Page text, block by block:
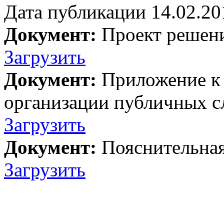
Дата публикации
Документ: Проект
Загрузить
Документ: Приложение
организации публичных
Загрузить
Документ:
Загрузить